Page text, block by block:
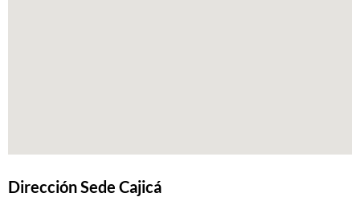
Dirección Sede Cajicá